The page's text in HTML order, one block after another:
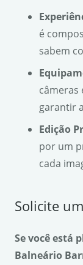
é
sabem
câmeras
garantir
Edição
por um
cada
Solicite
Se você está
Balneário